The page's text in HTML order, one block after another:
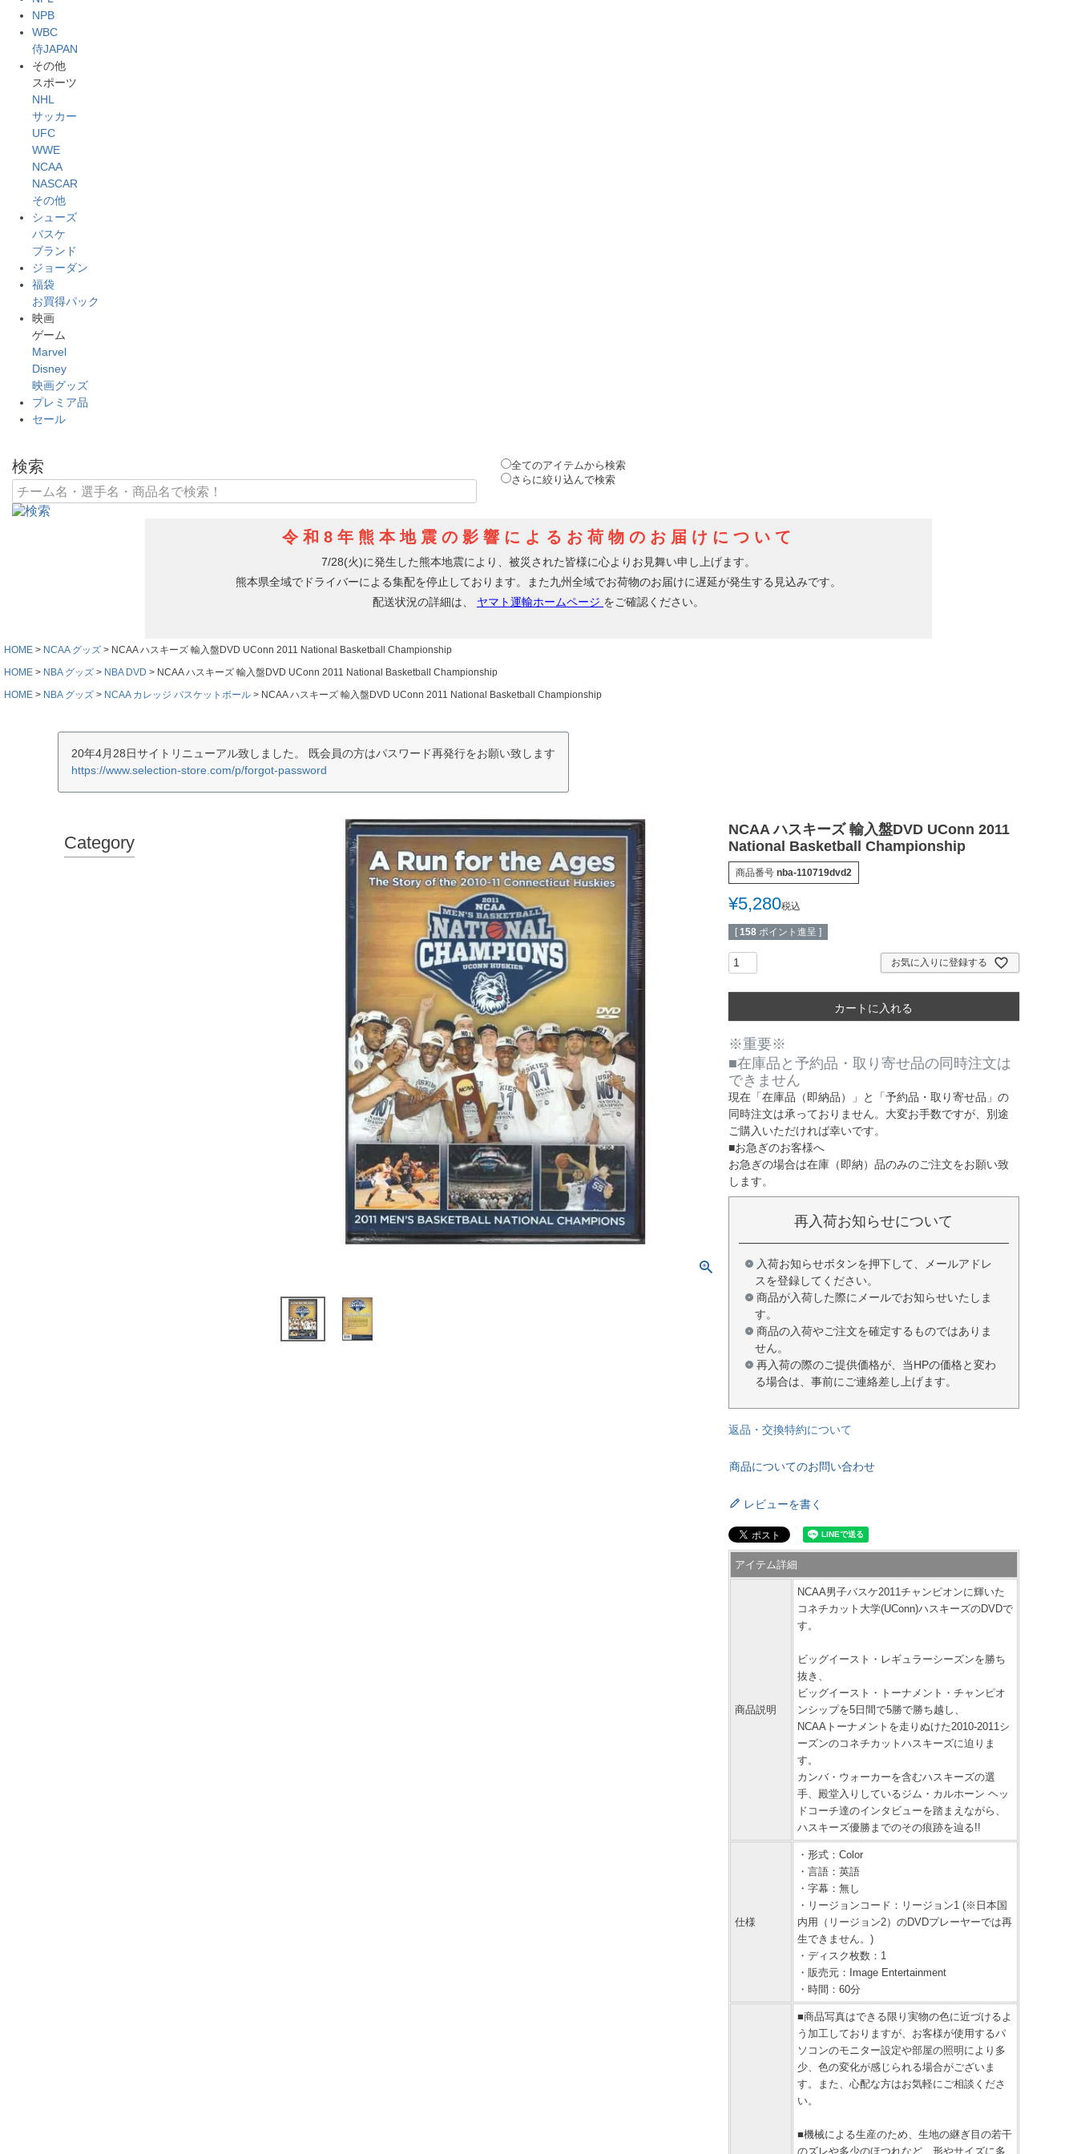
NPB
WBC
侍JAPAN
その他
スポーツ
NHL
サッカー
UFC
WWE
NCAA
NASCAR
その他
シューズ
バスケ
ブランド
ジョーダン
福袋
お買得パック
映画
ゲーム
Marvel
Disney
映画グッズ
プレミア品
セール
検索
全てのアイテムから検索
さらに絞り込んで検索
HOME NCAA グッズ
NCAA ハスキーズ 輸入盤DVD UConn 2011 National Basketball Championship
HOME
NBA グッズ NBA DVD
NCAA ハスキーズ 輸入盤DVD UConn 2011 National Basketball Championship
HOME
NBA グッズ NCAA カレッジ バスケットボール NCAA ハスキーズ 輸入盤DVD UConn 2011 National Basketball Championship
20年4月28日サイトリニューアル致しました。 既会員の方はパスワード再発行をお願い致します
https://www.selection-store.com/p/forgot-password
Category
NCAA ハスキーズ 輸入盤DVD UConn 2011
National Basketball Championship
商品番号 nba-110719dvd2
¥5,280税込
[ 158 ポイント進呈 ]
お気に入りに登録する
カートに入れる
※重要※
■在庫品と予約品・取り寄せ品の同時注文は
できません
現在「在庫品（即納品）」 と 「予約品・取り寄せ品」 の
同時注文は承っておりません。大変お手数ですが、別途
ご購入いただければ幸いです。
■お急ぎのお客様へ
お急ぎの場合は在庫（即納）品のみのご注文をお願い致
します。
再入荷お知らせについて
入荷お知らせボタンを押下して、メールアドレ
スを登録してください。
商品が入荷した際にメールでお知らせいたしま
す。
商品の入荷やご注文を確定するものではありま
せん。
再入荷の際のご提供価格が、当HPの価格と変わ
る場合は、事前にご連絡差し上げます。
返品・交換特約について
商品についてのお問い合わせ
レビューを書く
アイテム詳細
商品説明
NCAA男子バスケ2011チャンピオンに輝いた
コネチカット大学(UConn)ハスキーズのDVDで
す。
ビッグイースト・レギュラーシーズンを勝ち
抜き、
ビッグイースト・トーナメント・チャンピオ
ンシップを5日間で5勝で勝ち越し、
NCAAトーナメントを走りぬけた2010-2011シ
ーズンのコネチカットハスキーズに迫りま
す。
カンバ・ウォーカーを含むハスキーズの選
手、殿堂入りしているジム・カルホーン ヘッ
ドコーチ達のインタビューを踏まえながら、
ハスキーズ優勝までのその痕跡を辿る!!
仕様
・形式：Color
・言語：英語
・字幕：無し
・リージョンコード：リージョン1 (※日本国
内用（リージョン2）のDVDプレーヤーでは再
生できません。)
・ディスク枚数：1
・販売元：Image Entertainment
・時間：60分
■商品写真はできる限り実物の色に近づけるよ
う加工しておりますが、お客様が使用するパ
ソコンのモニター設定や部屋の照明により多
少、色の変化が感じられる場合がございま
す。また、心配な方はお気軽にご相談くださ
い。
■機械による生産のため、生地の継ぎ目の若干
のズレや多少のほつれなど、形やサイズに多